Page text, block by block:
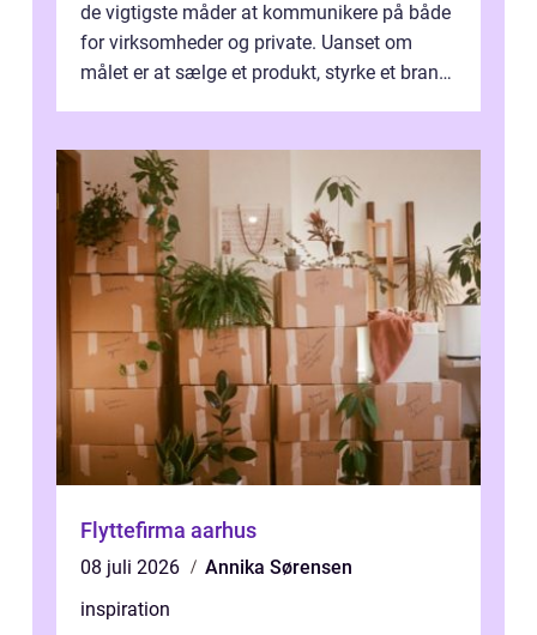
de vigtigste måder at kommunikere på både
for virksomheder og private. Uanset om
målet er at sælge et produkt, styrke et brand,
Flyttefirma aarhus
08 juli 2026
Annika Sørensen
inspiration